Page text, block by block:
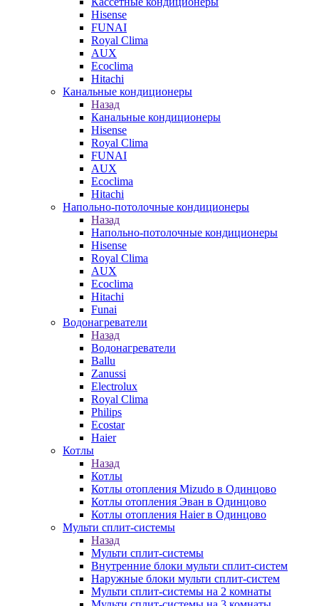
Hisense
FUNAI
Royal Clima
AUX
Ecoclima
Hitachi
Канальные кондиционеры
Назад
Канальные кондиционеры
Hisense
Royal Clima
FUNAI
AUX
Ecoclima
Hitachi
Напольно-потолочные кондиционеры
Назад
Напольно-потолочные кондиционеры
Hisense
Royal Clima
AUX
Ecoclima
Hitachi
Funai
Водонагреватели
Назад
Водонагреватели
Ballu
Zanussi
Electrolux
Royal Clima
Philips
Ecostar
Haier
Котлы
Назад
Котлы
Котлы отопления Mizudo в Одинцово
Котлы отопления Эван в Одинцово
Котлы отопления Haier в Одинцово
Мульти сплит-системы
Назад
Мульти сплит-системы
Внутренние блоки мульти сплит-систем
Наружные блоки мульти сплит-систем
Мульти сплит-системы на 2 комнаты